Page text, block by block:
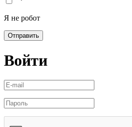
Я не робот
Отправить
Войти